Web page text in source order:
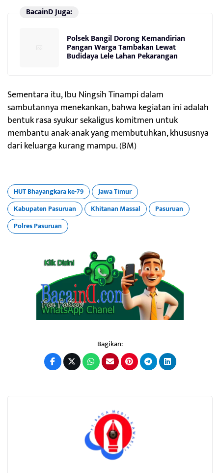
BacainD Juga:
Polsek Bangil Dorong Kemandirian
Pangan Warga Tambakan Lewat
Budidaya Lele Lahan Pekarangan
Sementara itu, Ibu Ningsih Tinampi dalam
sambutannya menekankan, bahwa kegiatan ini adalah
bentuk rasa syukur sekaligus komitmen untuk
membantu anak-anak yang membutuhkan, khususnya
dari keluarga kurang mampu. (BM)
HUT Bhayangkara ke-79
Jawa Timur
Kabupaten Pasuruan
Khitanan Massal
Pasuruan
Polres Pasuruan
Bagikan: